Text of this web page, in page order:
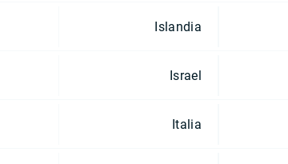
Islandia
Israel
Italia